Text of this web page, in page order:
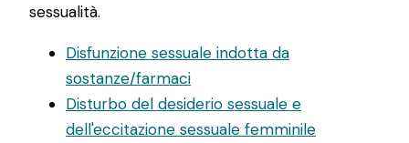
sessualità.
Disfunzione sessuale indotta da
sostanze/farmaci
Disturbo del desiderio sessuale e
dell'eccitazione sessuale femminile